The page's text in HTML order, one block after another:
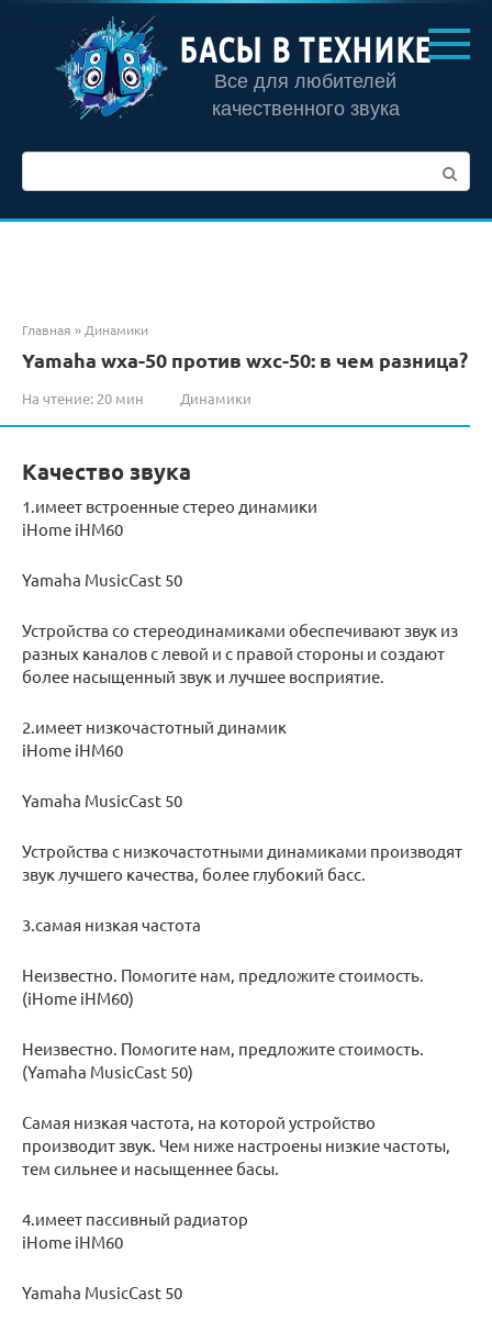
контенту
БАСЫ В ТЕХНИКЕ
Все для любителей
качественного звука
Главная »Динамики
Yamaha wxa-50 против wxc-50: в чем разница?
На чтение: 20 мин Динамики
Качество звука
1.имеет встроенные стерео динамики
iHome iHM60
Yamaha MusicCast 50
Устройства со стереодинамиками обеспечивают звук из
разных каналов с левой и с правой стороны и создают
более насыщенный звук и лучшее восприятие.
2.имеет низкочастотный динамик
iHome iHM60
Yamaha MusicCast 50
Устройства с низкочастотными динамиками производят
звук лучшего качества, более глубокий басс.
3.самая низкая частота
Неизвестно. Помогите нам, предложите стоимость.
(iHome iHM60)
Неизвестно. Помогите нам, предложите стоимость.
(Yamaha MusicCast 50)
Самая низкая частота, на которой устройство
производит звук. Чем ниже настроены низкие частоты,
тем сильнее и насыщеннее басы.
4.имеет пассивный радиатор
iHome iHM60
Yamaha MusicCast 50